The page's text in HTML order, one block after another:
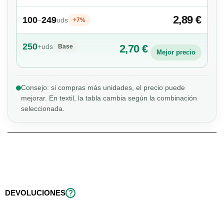
100–249uds +7% 2,89 €
250+uds Base 2,70 € Mejor precio
Consejo: si compras más unidades, el precio puede
mejorar. En textil, la tabla cambia según la combinación
seleccionada.
DEVOLUCIONES ?